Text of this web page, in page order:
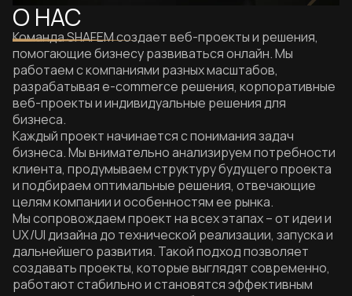
О НАС
Команда SHAFEM создает веб-проекты и решения,
помогающие бизнесу развиваться онлайн. Мы
работаем с компаниями разных масштабов,
разрабатывая e-commerce решения, корпоративные
веб-проекты и индивидуальные решения для
бизнеса.
Каждый проект начинается с понимания задач
бизнеса. Мы внимательно анализируем потребности
клиента, продумываем структуру будущего проекта
и подбираем оптимальные решения, отвечающие
целям компании и особенностям ее рынка.
Мы сопровождаем проект на всех этапах – от идеи и
UX/UI дизайна до технической реализации, запуска и
дальнейшего развития. Такой подход позволяет
создавать проекты, которые выглядят современно,
работают стабильно и становятся эффективным